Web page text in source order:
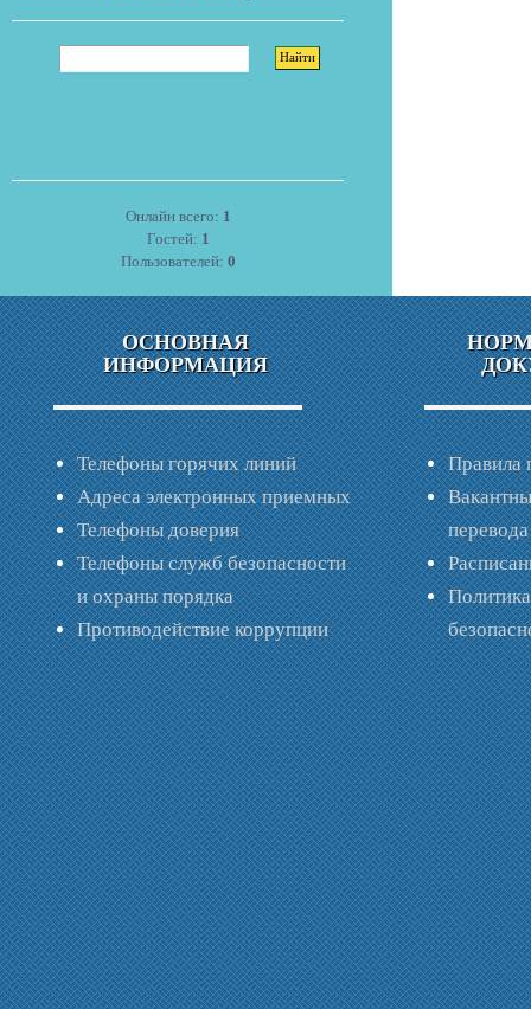
Онлайн всего: 1
Гостей: 1
Пользователей: 0
ОСНОВНАЯ
ИНФОРМАЦИЯ
Телефоны горячих линий
Адреса электронных приемных
Телефоны доверия
Телефоны служб безопасности
и охраны порядка
Противодействие коррупции
Правила
перевода